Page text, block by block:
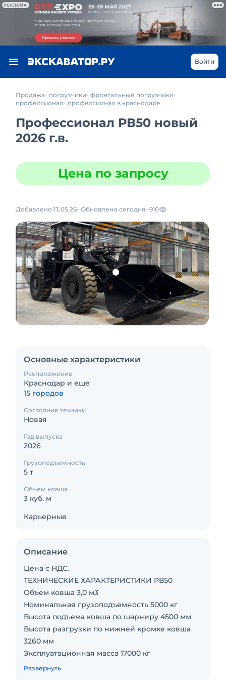
РЕКЛАМА
Войти
Продажа погрузчики фронтальные погрузчики
профессионал
профессионал в краснодаре
Профессионал РВ50 новый
2026 г.в.
Цена по запросу
Добавлено 13.05.26 Обновлено сегодня 910
Основные характеристики
Расположение
Краснодар и еще
15 городов
Состояние техники
Новая
Год выпуска
2026
Грузоподъемность
5 т
Объем ковша
3 куб. м
Карьерные
Описание
Цена с НДС.
ТЕХНИЧЕСКИЕ ХАРАКТЕРИСТИКИ РВ50
Объем ковша 3,0 м3
Номинальная грузоподъемность 5000 кг
Высота подъема ковша по шарниру 4500 мм
Высота разгрузки по нижней кромке ковша
3260 мм
Эксплуатационная масса 17000 кг
Длина/ ширина/ высота 8550/2550/3400 мм
Развернуть